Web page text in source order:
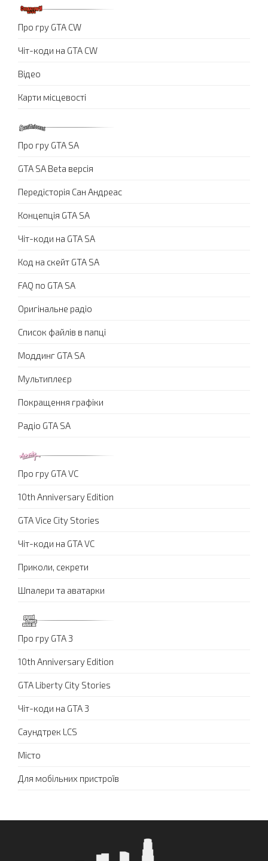
Про гру GTA CW
Чіт-коди на GTA CW
Відео
Карти місцевості
Про гру GTA SA
GTA SA Beta версія
Передісторія Сан Андреас
Концепція GTA SA
Чіт-коди на GTA SA
Код на скейт GTA SA
FAQ по GTA SA
Оригінальне радіо
Список файлів в папці
Моддинг GTA SA
Мультиплеєр
Покращення графіки
Радіо GTA SA
Про гру GTA VC
10th Anniversary Edition
GTA Vice City Stories
Чіт-коди на GTA VC
Приколи, секрети
Шпалери та аватарки
Про гру GTA 3
10th Anniversary Edition
GTA Liberty City Stories
Чіт-коди на GTA 3
Саундтрек LCS
Місто
Для мобільних пристроїв